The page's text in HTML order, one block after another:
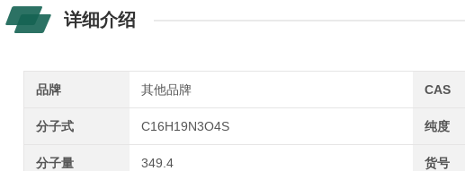
详细介绍
品牌 其他品牌 CAS
分子式 C16H19N3O4S 纯度
分子量 349.4 货号